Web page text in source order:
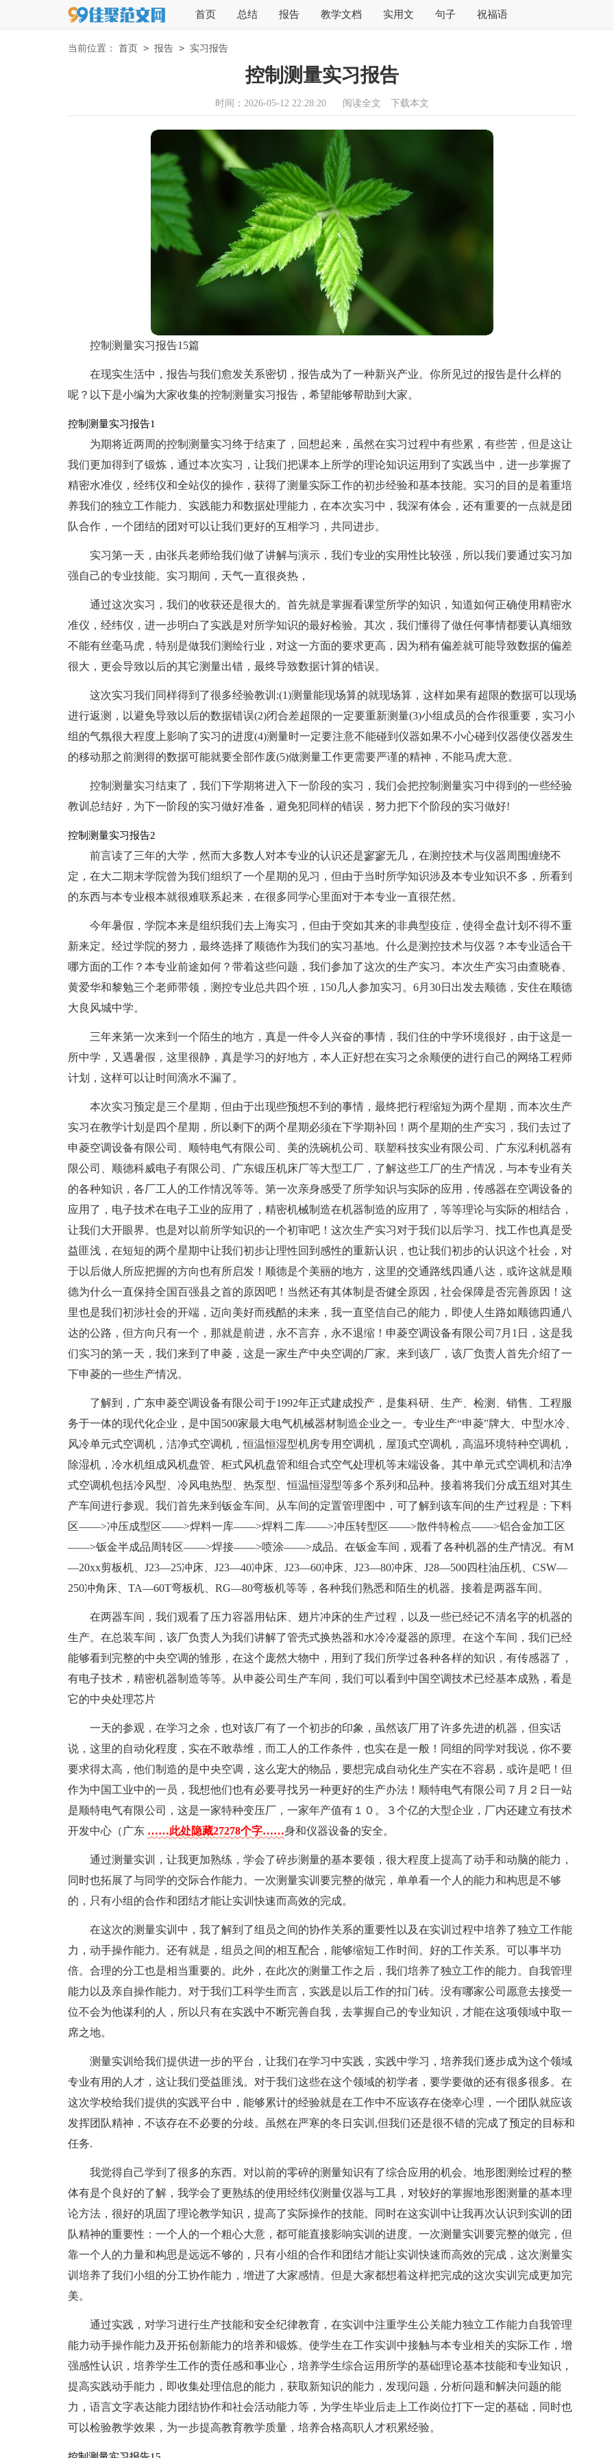
首页 总结 报告 教学文档 实用文 句子 祝福语
当前位置： 首页 > 报告 > 实习报告
控制测量实习报告
时间：2026-05-12 22:28:20 阅读全文 下载本文
控制测量实习报告15篇
在现实生活中，报告与我们愈发关系密切，报告成为了一种新兴产业。你所见过的报告是什么样的
呢？以下是小编为大家收集的控制测量实习报告，希望能够帮助到大家。
控制测量实习报告1
为期将近两周的控制测量实习终于结束了，回想起来，虽然在实习过程中有些累，有些苦，但是这让
我们更加得到了锻炼，通过本次实习，让我们把课本上所学的理论知识运用到了实践当中，进一步掌握了
精密水准仪，经纬仪和全站仪的操作，获得了测量实际工作的初步经验和基本技能。实习的目的是着重培
养我们的独立工作能力、实践能力和数据处理能力，在本次实习中，我深有体会，还有重要的一点就是团
队合作，一个团结的团对可以让我们更好的互相学习，共同进步。
实习第一天，由张兵老师给我们做了讲解与演示，我们专业的实用性比较强，所以我们要通过实习加
强自己的专业技能。实习期间，天气一直很炎热，
通过这次实习，我们的收获还是很大的。首先就是掌握看课堂所学的知识，知道如何正确使用精密水
准仪，经纬仪，进一步明白了实践是对所学知识的最好检验。其次，我们懂得了做任何事情都要认真细致
不能有丝毫马虎，特别是做我们测绘行业，对这一方面的要求更高，因为稍有偏差就可能导致数据的偏差
很大，更会导致以后的其它测量出错，最终导致数据计算的错误。
这次实习我们同样得到了很多经验教训:(1)测量能现场算的就现场算，这样如果有超限的数据可以现场
进行返测，以避免导致以后的数据错误(2)闭合差超限的一定要重新测量(3)小组成员的合作很重要，实习小
组的气氛很大程度上影响了实习的进度(4)测量时一定要注意不能碰到仪器如果不小心碰到仪器使仪器发生
的移动那之前测得的数据可能就要全部作废(5)做测量工作更需要严谨的精神，不能马虎大意。
控制测量实习结束了，我们下学期将进入下一阶段的实习，我们会把控制测量实习中得到的一些经验
教训总结好，为下一阶段的实习做好准备，避免犯同样的错误，努力把下个阶段的实习做好!
控制测量实习报告2
前言读了三年的大学，然而大多数人对本专业的认识还是寥寥无几，在测控技术与仪器周围缠绕不
定，在大二期末学院曾为我们组织了一个星期的见习，但由于当时所学知识涉及本专业知识不多，所看到
的东西与本专业根本就很难联系起来，在很多同学心里面对于本专业一直很茫然。
今年暑假，学院本来是组织我们去上海实习，但由于突如其来的非典型疫症，使得全盘计划不得不重
新来定。经过学院的努力，最终选择了顺德作为我们的实习基地。什么是测控技术与仪器？本专业适合干
哪方面的工作？本专业前途如何？带着这些问题，我们参加了这次的生产实习。本次生产实习由查晓春、
黄爱华和黎勉三个老师带领，测控专业总共四个班，150几人参加实习。6月30日出发去顺德，安住在顺德
大良风城中学。
三年来第一次来到一个陌生的地方，真是一件令人兴奋的事情，我们住的中学环境很好，由于这是一
所中学，又遇暑假，这里很静，真是学习的好地方，本人正好想在实习之余顺便的进行自己的网络工程师
计划，这样可以让时间滴水不漏了。
本次实习预定是三个星期，但由于出现些预想不到的事情，最终把行程缩短为两个星期，而本次生产
实习在教学计划是四个星期，所以剩下的两个星期必须在下学期补回！两个星期的生产实习，我们去过了
申菱空调设备有限公司、顺特电气有限公司、美的洗碗机公司、联塑科技实业有限公司、广东泓利机器有
限公司、顺德科威电子有限公司、广东锻压机床厂等大型工厂，了解这些工厂的生产情况，与本专业有关
的各种知识，各厂工人的工作情况等等。第一次亲身感受了所学知识与实际的应用，传感器在空调设备的
应用了，电子技术在电子工业的应用了，精密机械制造在机器制造的应用了，等等理论与实际的相结合，
让我们大开眼界。也是对以前所学知识的一个初审吧！这次生产实习对于我们以后学习、找工作也真是受
益匪浅，在短短的两个星期中让我们初步让理性回到感性的重新认识，也让我们初步的认识这个社会，对
于以后做人所应把握的方向也有所启发！顺德是个美丽的地方，这里的交通路线四通八达，或许这就是顺
德为什么一直保持全国百强县之首的原因吧！当然还有其体制是否健全原因，社会保障是否完善原因！这
里也是我们初涉社会的开端，迈向美好而残酷的未来，我一直坚信自己的能力，即使人生路如顺德四通八
达的公路，但方向只有一个，那就是前进，永不言弃，永不退缩！申菱空调设备有限公司7月1日，这是我
们实习的第一天，我们来到了申菱，这是一家生产中央空调的厂家。来到该厂，该厂负责人首先介绍了一
下申菱的一些生产情况。
了解到，广东申菱空调设备有限公司于1992年正式建成投产，是集科研、生产、检测、销售、工程服
务于一体的现代化企业，是中国500家最大电气机械器材制造企业之一。专业生产“申菱”牌大、中型水冷、
风冷单元式空调机，洁净式空调机，恒温恒湿型机房专用空调机，屋顶式空调机，高温环境特种空调机，
除湿机，冷水机组成风机盘管、柜式风机盘管和组合式空气处理机等末端设备。其中单元式空调机和洁净
式空调机包括冷风型、冷风电热型、热泵型、恒温恒湿型等多个系列和品种。接着将我们分成五组对其生
产车间进行参观。我们首先来到钣金车间。从车间的定置管理图中，可了解到该车间的生产过程是：下料
区——>冲压成型区——>焊料一库——>焊料二库——>冲压转型区——>散件特检点——>铝合金加工区
——>钣金半成品周转区——>焊接——>喷涂——>成品。在钣金车间，观看了各种机器的生产情况。有M
—20xx剪板机、J23—25冲床、J23—40冲床、J23—60冲床、J23—80冲床、J28—500四柱油压机、CSW—
250冲角床、TA—60T弯板机、RG—80弯板机等等，各种我们熟悉和陌生的机器。接着是两器车间。
在两器车间，我们观看了压力容器用钻床、翅片冲床的生产过程，以及一些已经记不清名字的机器的
生产。在总装车间，该厂负责人为我们讲解了管壳式换热器和水冷冷凝器的原理。在这个车间，我们已经
能够看到完整的中央空调的雏形，在这个庞然大物中，用到了我们所学过各种各样的知识，有传感器了，
有电子技术，精密机器制造等等。从申菱公司生产车间，我们可以看到中国空调技术已经基本成熟，看是
它的中央处理芯片
一天的参观，在学习之余，也对该厂有了一个初步的印象，虽然该厂用了许多先进的机器，但实话
说，这里的自动化程度，实在不敢恭维，而工人的工作条件，也实在是一般！同组的同学对我说，你不要
要求得太高，他们制造的是中央空调，这么宠大的物品，要想完成自动化生产实在不容易，或许是吧！但
作为中国工业中的一员，我想他们也有必要寻找另一种更好的生产办法！顺特电气有限公司７月２日一站
是顺特电气有限公司，这是一家特种变压厂，一家年产值有１０。３个亿的大型企业，厂内还建立有技术
开发中心（广东 ……此处隐藏27278个字……身和仪器设备的安全。
通过测量实训，让我更加熟练，学会了碎步测量的基本要领，很大程度上提高了动手和动脑的能力，
同时也拓展了与同学的交际合作能力。一次测量实训要完整的做完，单单看一个人的能力和构思是不够
的，只有小组的合作和团结才能让实训快速而高效的完成。
在这次的测量实训中，我了解到了组员之间的协作关系的重要性以及在实训过程中培养了独立工作能
力，动手操作能力。还有就是，组员之间的相互配合，能够缩短工作时间。好的工作关系。可以事半功
倍。合理的分工也是相当重要的。此外，在此次的测量工作之后，我们培养了独立工作的能力。自我管理
能力以及亲自操作能力。对于我们工科学生而言，实践是以后工作的扣门砖。没有哪家公司愿意去接受一
位不会为他谋利的人，所以只有在实践中不断完善自我，去掌握自己的专业知识，才能在这项领域中取一
席之地。
测量实训给我们提供进一步的平台，让我们在学习中实践，实践中学习，培养我们逐步成为这个领域
专业有用的人才，这让我们受益匪浅。对于我们这些在这个领域的初学者，要学要做的还有很多很多。在
这次学校给我们提供的实践平台中，能够累计的经验就是在工作中不应该存在侥幸心理，一个团队就应该
发挥团队精神，不该存在不必要的分歧。虽然在严寒的冬日实训,但我们还是很不错的完成了预定的目标和
任务.
我觉得自己学到了很多的东西。对以前的零碎的测量知识有了综合应用的机会。地形图测绘过程的整
体有是个良好的了解，我学会了更熟练的使用经纬仪测量仪器与工具，对较好的掌握地形图测量的基本理
论方法，很好的巩固了理论教学知识，提高了实际操作的技能。同时在这实训中让我再次认识到实训的团
队精神的重要性：一个人的一个粗心大意，都可能直接影响实训的进度。一次测量实训要完整的做完，但
靠一个人的力量和构思是远远不够的，只有小组的合作和团结才能让实训快速而高效的完成，这次测量实
训培养了我们小组的分工协作能力，增进了大家感情。但是大家都想着这样把完成的这次实训完成更加完
美。
通过实践，对学习进行生产技能和安全纪律教育，在实训中注重学生公关能力独立工作能力自我管理
能力动手操作能力及开拓创新能力的培养和锻炼。使学生在工作实训中接触与本专业相关的实际工作，增
强感性认识，培养学生工作的责任感和事业心，培养学生综合运用所学的基础理论基本技能和专业知识，
提高实践动手能力，即收集处理信息的能力，获取新知识的能力，发现问题，分析问题和解决问题的能
力，语言文字表达能力团结协作和社会活动能力等，为学生毕业后走上工作岗位打下一定的基础，同时也
可以检验教学效果，为一步提高教育教学质量，培养合格高职人才积累经验。